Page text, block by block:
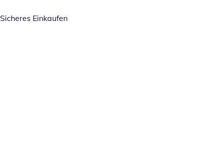
Sicheres Einkaufen